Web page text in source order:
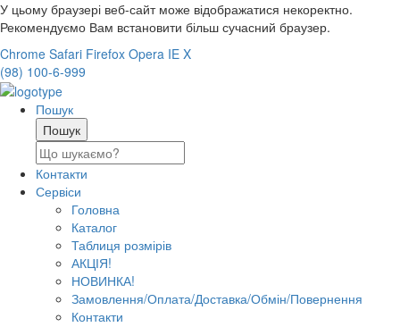
У цьому браузері веб-сайт може відображатися некоректно.
Рекомендуємо Вам встановити більш сучасний браузер.
Chrome Safari Firefox Opera IE X
(98) 100-6-999
Пошук
Контакти
Сервіси
Головна
Каталог
Таблиця розмірів
АКЦІЯ!
НОВИНКА!
Замовлення/Оплата/Доставка/Обмін/Повернення
Контакти